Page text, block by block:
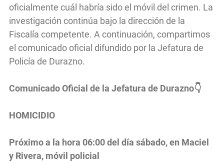
oficialmente cuál habría sido el móvil del crimen. La
investigación continúa bajo la dirección de la
Fiscalía competente. A continuación, compartimos
el comunicado oficial difundido por la Jefatura de
Policía de Durazno.
Comunicado Oficial de la Jefatura de Durazno👇
HOMICIDIO
Próximo a la hora 06:00 del día sábado, en Maciel
y Rivera, móvil policial